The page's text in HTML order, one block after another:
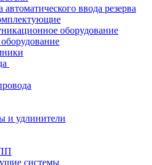
автоматического ввода резерва
оборудование
и удлинители
системы